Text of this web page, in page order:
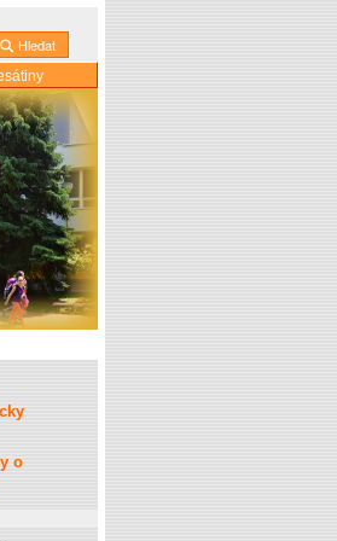
Hledat
o